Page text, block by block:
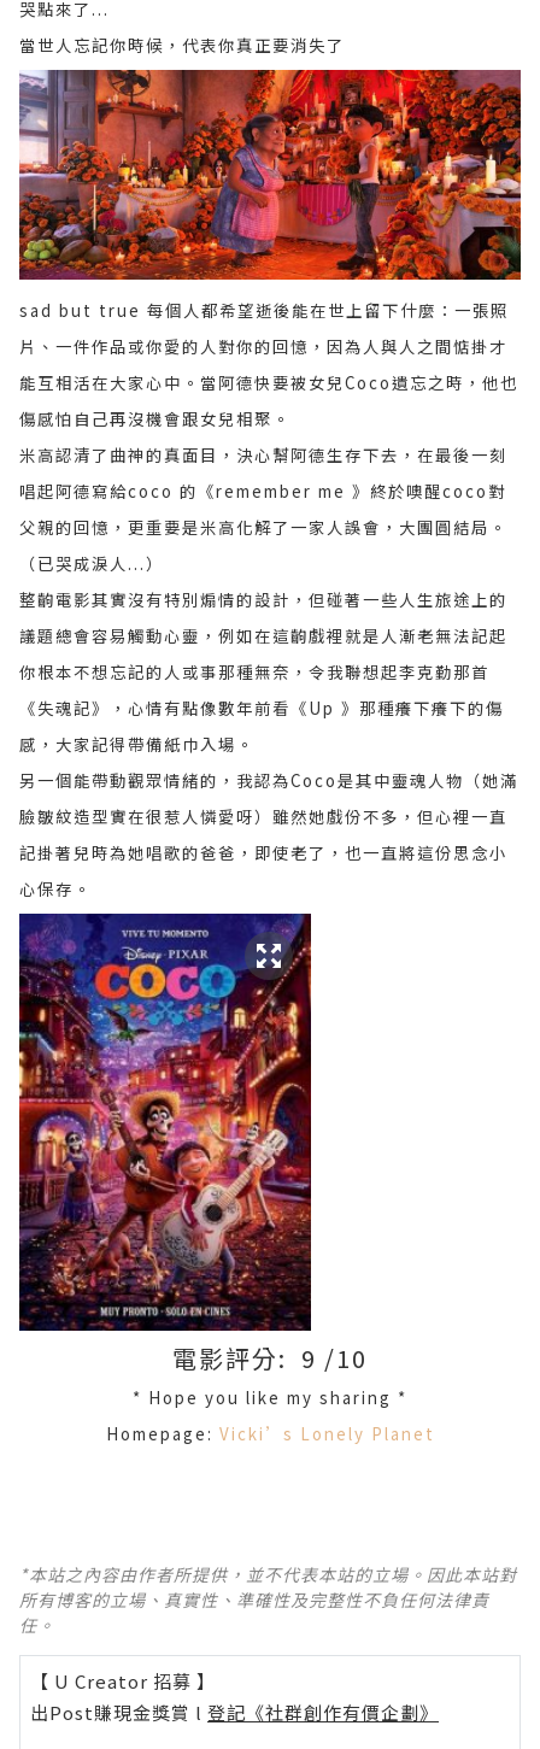
哭點來了...
當世人忘記你時候，代表你真正要消失了
sad but true 每個人都希望逝後能在世上留下什麼：一張照
片、一件作品或你愛的人對你的回憶，因為人與人之間惦掛才
能互相活在大家心中。當阿德快要被女兒Coco遺忘之時，他也
傷感怕自己再沒機會跟女兒相聚。
米高認清了曲神的真面目，決心幫阿德生存下去，在最後一刻
唱起阿德寫給coco 的《remember me 》終於噢醒coco對
父親的回憶，更重要是米高化解了一家人誤會，大團圓結局。
（已哭成淚人...）
整齣電影其實沒有特別煽情的設計，但碰著一些人生旅途上的
議題總會容易觸動心靈，例如在這齣戲裡就是人漸老無法記起
你根本不想忘記的人或事那種無奈，令我聯想起李克勤那首
《失魂記》，心情有點像數年前看《Up 》那種癢下癢下的傷
感，大家記得帶備紙巾入場。
另一個能帶動觀眾情緒的，我認為Coco是其中靈魂人物（她滿
臉皺紋造型實在很惹人憐愛呀）雖然她戲份不多，但心裡一直
記掛著兒時為她唱歌的爸爸，即使老了，也一直將這份思念小
心保存。
電影評分: 9 /10
* Hope you like my sharing *
Homepage: Vicki’s Lonely Planet
*本站之內容由作者所提供，並不代表本站的立場。因此本站對
所有博客的立場、真實性、準確性及完整性不負任何法律責
任。
【 U Creator 招募 】
出Post賺現金獎賞 l 登記《社群創作有價企劃》